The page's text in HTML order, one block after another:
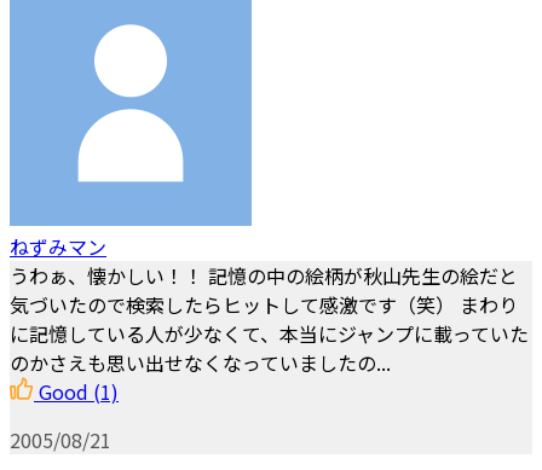
ねずみマン
うわぁ、懐かしい！！ 記憶の中の絵柄が秋山先生の絵だと
気づいたので検索したらヒットして感激です（笑） まわり
に記憶している人が少なくて、本当にジャンプに載っていた
のかさえも思い出せなくなっていましたの...
Good (1)
2005/08/21